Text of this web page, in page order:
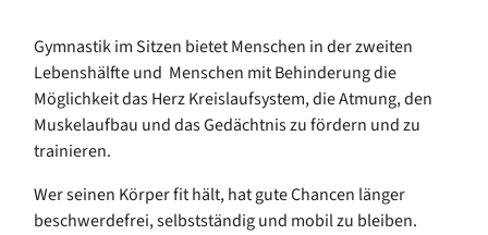
Gymnastik im Sitzen bietet Menschen in der zweiten
Lebenshälfte und Menschen mit Behinderung die
Möglichkeit das Herz Kreislaufsystem, die Atmung, den
Muskelaufbau und das Gedächtnis zu fördern und zu
trainieren.
Wer seinen Körper fit hält, hat gute Chancen länger
beschwerdefrei, selbstständig und mobil zu bleiben.